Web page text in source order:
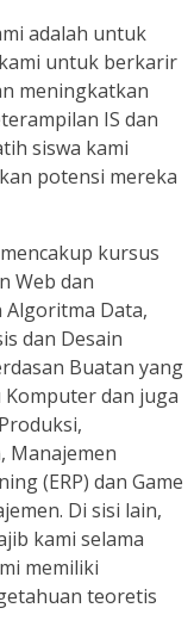
adalah untuk
untuk berkarir
meningkatkan
IS dan
siswa kami
potensi mereka
kursus
Web dan
Data,
dan Desain
Buatan yang
dan juga
Manajemen
(ERP) dan Game
Di sisi lain,
kami selama
memiliki
teoretis